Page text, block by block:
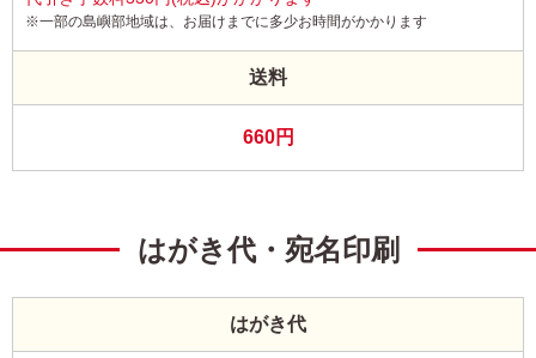
※一部の島嶼部地域は、お届けまでに多少お時間がかかります
送料
660円
はがき代・宛名印刷
はがき代